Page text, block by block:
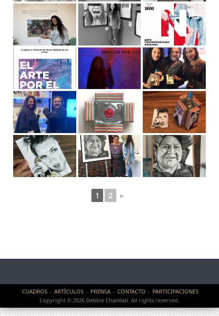
1 2 ►
CUADROS ARTÍCULOS PRENSA CONTACTO
PARTICIPACIONES
Copyright © 2026 Debbie Chamlati. All rights reserved.